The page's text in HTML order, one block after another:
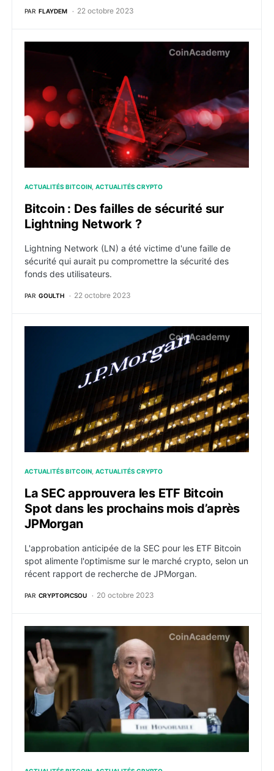
PAR FLAYDEM 22 octobre 2023
Bitcoin : Des failles de sécurité sur Lightning Network
ACTUALITÉS BITCOIN ACTUALITÉS CRYPTO
Bitcoin : Des failles de sécurité sur
Lightning Network ?
Lightning Network (LN) a été victime d'une faille de
sécurité qui aurait pu compromettre la sécurité des
fonds des utilisateurs.
PAR GOULTH 22 octobre 2023
La SEC approuvera les ETF Bitcoin Spot dans les
ACTUALITÉS BITCOIN ACTUALITÉS CRYPTO
La SEC approuvera les ETF Bitcoin
Spot dans les prochains mois d’après
JPMorgan
L'approbation anticipée de la SEC pour les ETF Bitcoin
spot alimente l'optimisme sur le marché crypto, selon un
récent rapport de recherche de JPMorgan.
PAR CRYPTOPICSOU 20 octobre 2023
Gary Gensler insiste : La SEC travaille sur les